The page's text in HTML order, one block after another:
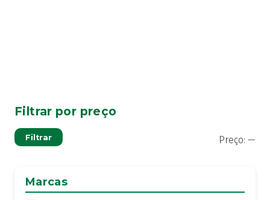
Filtrar por preço
Filtrar Preço: —
Marcas